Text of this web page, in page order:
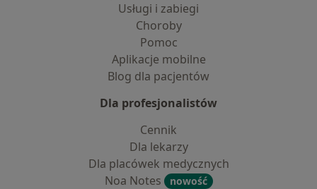
Usługi i zabiegi
Choroby
Pomoc
Aplikacje mobilne
Blog dla pacjentów
Dla profesjonalistów
Cennik
Dla lekarzy
Dla placówek medycznych
Noa Notes
nowość